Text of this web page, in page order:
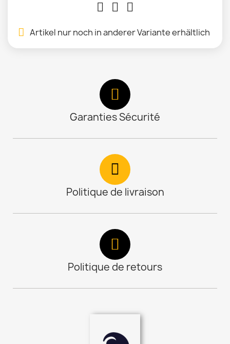
Artikel nur noch in anderer Variante erhältlich
Garanties Sécurité
Politique de livraison
Politique de retours